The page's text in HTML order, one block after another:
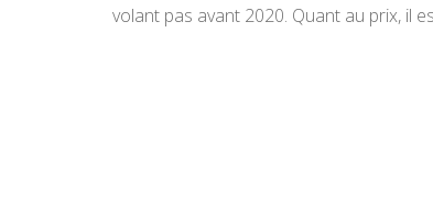
volant pas avant 2020. Quant au prix, il